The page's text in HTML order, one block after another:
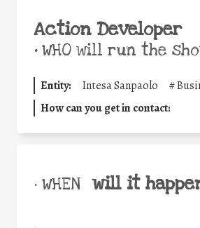
Action Developer
•WHO will run the
Entity: Intesa Sanpaolo #
How can you get in contact:
• WHEN will it